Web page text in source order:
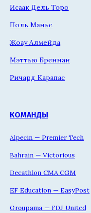
Исаак Дель Торо
Поль Манье
Жоау Алмейда
Мэттью Бреннан
Ричард Карапас
КОМАНДЫ
Alpecin — Premier Tech
Bahrain — Victorious
Decathlon CMA CGM
EF Education — EasyPost
Groupama — FDJ United